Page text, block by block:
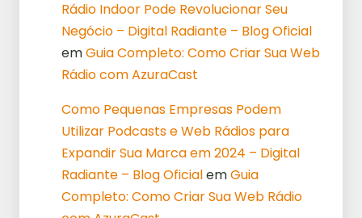
Rádio Indoor Pode Revolucionar Seu
Negócio – Digital Radiante – Blog Oficial
emGuia Completo: Como Criar Sua Web
Rádio com AzuraCast
Como Pequenas Empresas Podem
Utilizar Podcasts e Web Rádios para
Expandir Sua Marca em 2024 – Digital
Radiante – Blog OficialemGuia
Completo: Como Criar Sua Web Rádio